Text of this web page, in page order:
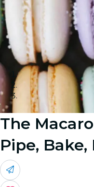
The
Pipe,